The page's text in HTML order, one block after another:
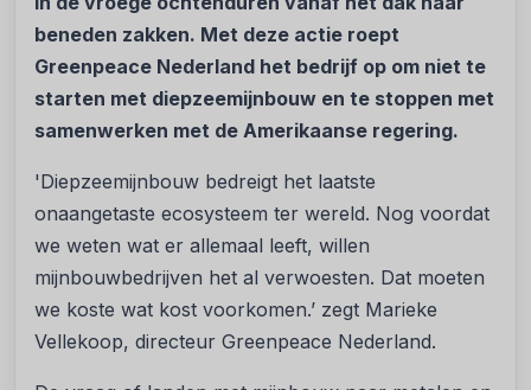
beneden zakken. Met deze actie roept
Greenpeace Nederland het bedrijf op om niet te
starten met diepzeemijnbouw en te stoppen met
samenwerken met de Amerikaanse regering.
'Diepzeemijnbouw bedreigt het laatste
onaangetaste ecosysteem ter wereld. Nog voordat
we weten wat er allemaal leeft, willen
mijnbouwbedrijven het al verwoesten. Dat moeten
we koste wat kost voorkomen.’ zegt Marieke
Vellekoop, directeur Greenpeace Nederland.